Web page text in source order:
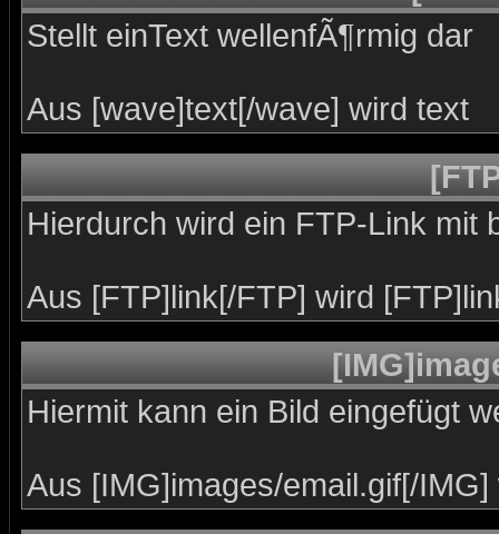
Stellt einText wellenfÃ¶rmig dar
Aus [wave]text[/wave] wird text
Hierdurch wird ein FTP-Link mit
Aus [FTP]link[/FTP] wird
Hiermit kann ein Bild eingefügt
Aus [IMG]images/email.gif[/